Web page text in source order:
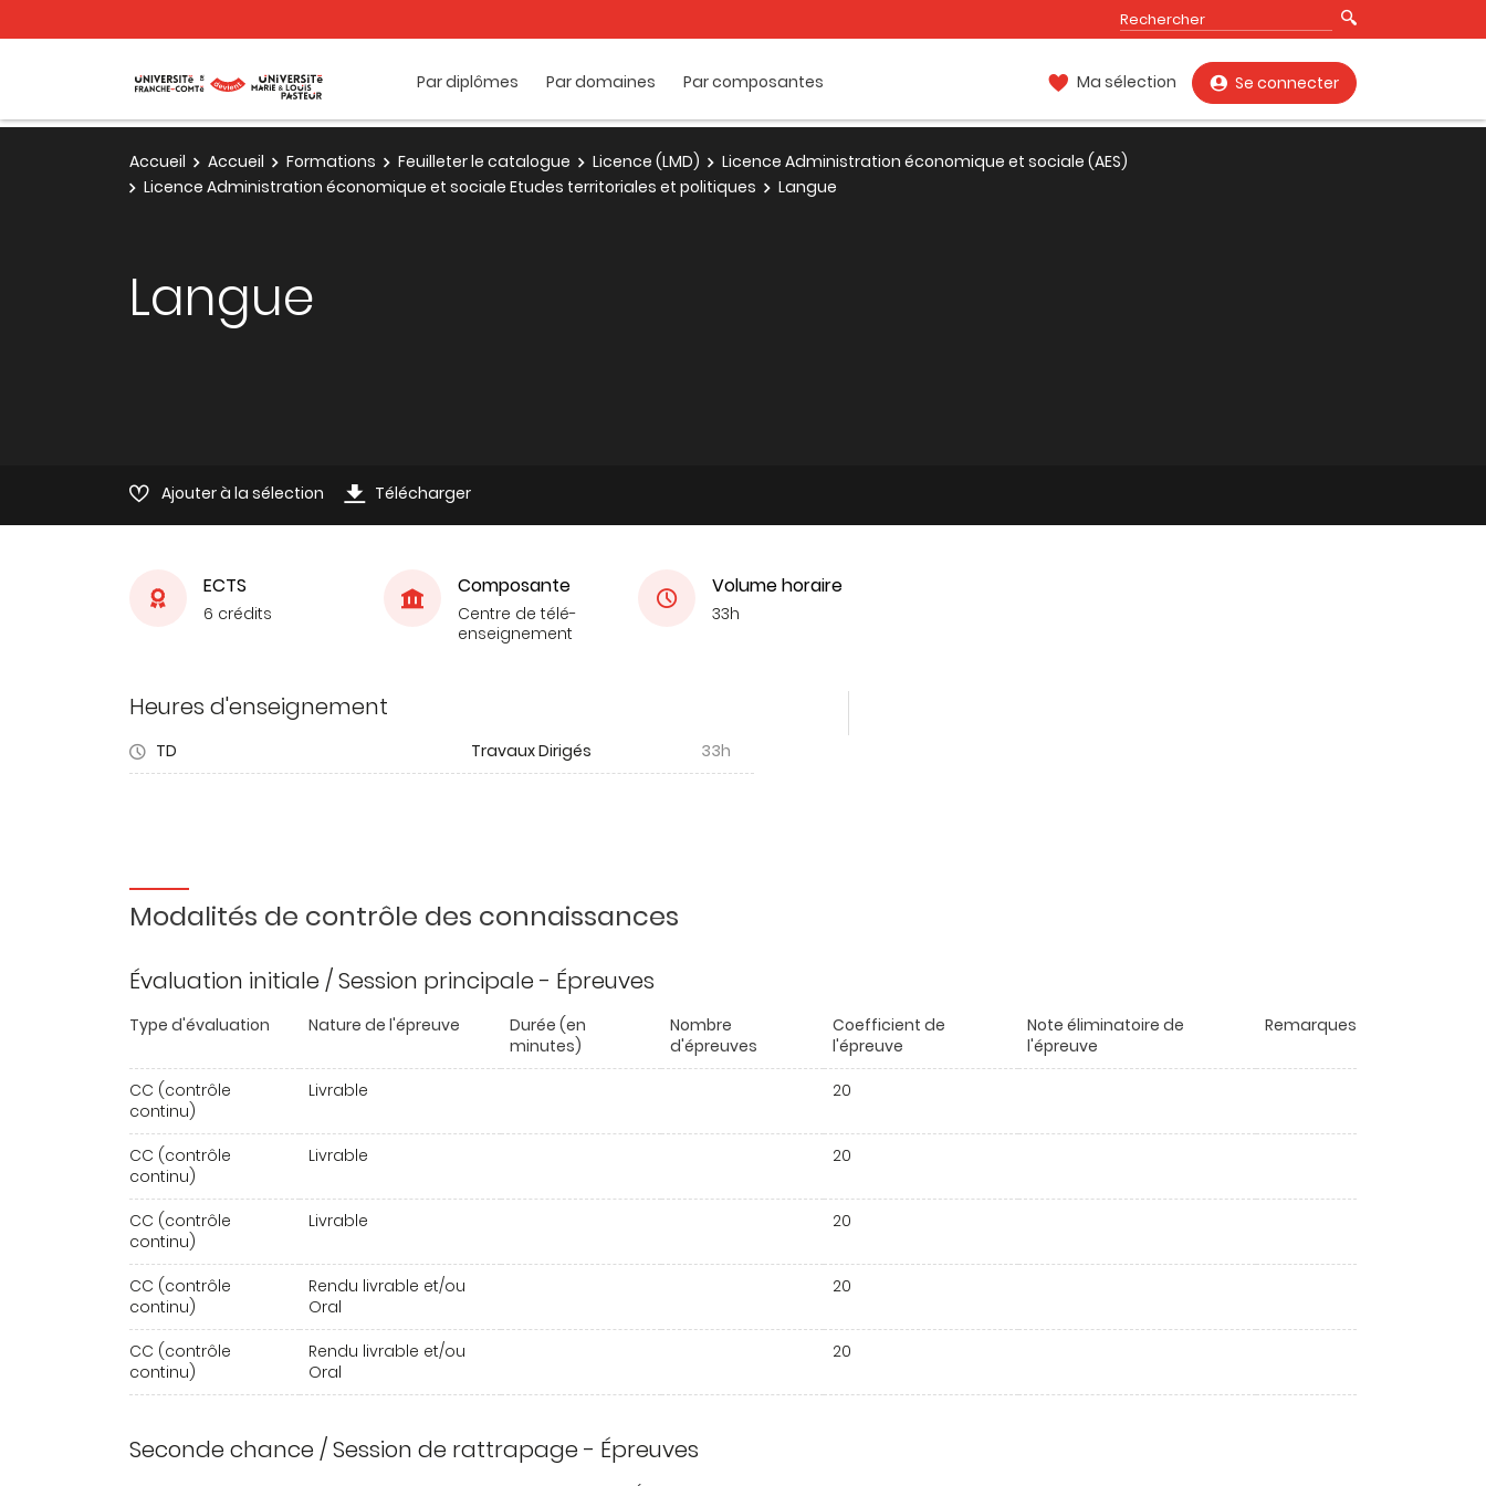
Par diplômes Par domaines Par composantes Ma sélection Se connecter
Accueil Accueil Formations Feuilleter le catalogue Licence (LMD)
Licence Administration économique et sociale (AES)
Licence Administration économique et sociale Etudes territoriales et politiques
Langue
Langue
Ajouter à la sélection Télécharger
ECTS
6 crédits
Composante
Centre de télé-
enseignement
Volume horaire
33h
Heures d'enseignement
TD Travaux Dirigés 33h
Modalités de contrôle des connaissances
Évaluation initiale / Session principale - Épreuves
Type d'évaluation Nature de l'épreuve
Durée (en
minutes)
Nombre
d'épreuves
Coefficient de
l'épreuve
Note éliminatoire de
l'épreuve
Remarques
CC (contrôle
continu)
Livrable 20
CC (contrôle
continu)
Livrable 20
CC (contrôle
continu)
Livrable 20
CC (contrôle
continu)
Rendu livrable et/ou
Oral
20
CC (contrôle
continu)
Rendu livrable et/ou
Oral
20
Seconde chance / Session de rattrapage - Épreuves